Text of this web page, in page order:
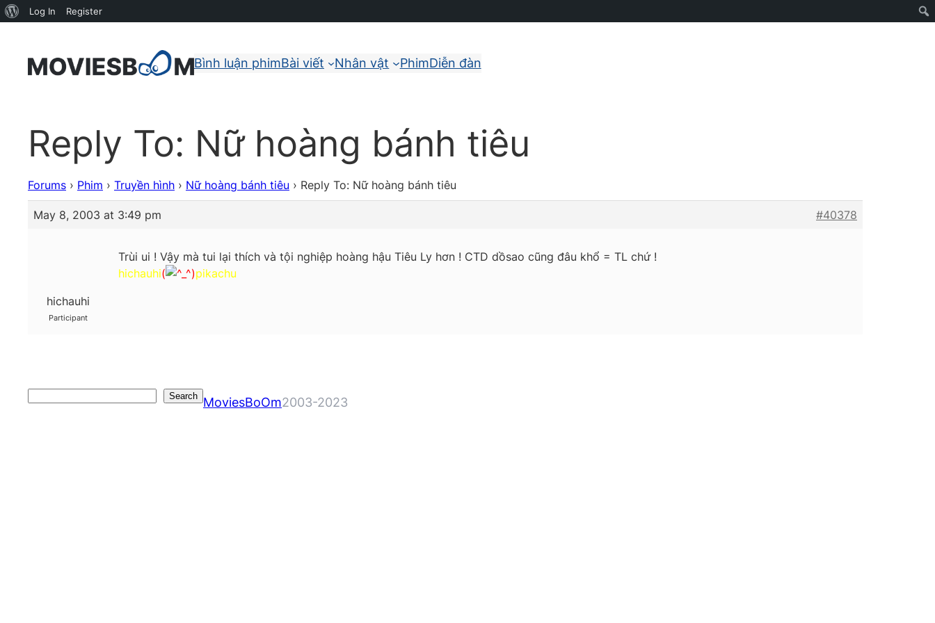
Bình luận phimBài viết Nhân vật PhimDiễn đàn
Reply To: Nữ hoàng bánh tiêu
Forums › Phim › Truyền hình › Nữ hoàng bánh tiêu › Reply To: Nữ hoàng bánh tiêu
May 8, 2003 at 3:49 pm #40378
hichauhi
Participant
Trùi ui ! Vậy mà tui lại thích và tội nghiệp hoàng hậu Tiêu Ly hơn ! CTD dồsao cũng đâu khổ = TL chứ !
hichauhi( )pikachu
Search MoviesBoOm2003-2023
About
Log In Register